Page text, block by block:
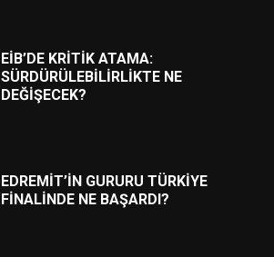
EİB’DE KRİTİK ATAMA:
SÜRDÜRÜLEBİLİRLİKTE NE
DEĞİŞECEK?
EDREMİT’İN GURURU TÜRKİYE
FİNALİNDE NE BAŞARDI?